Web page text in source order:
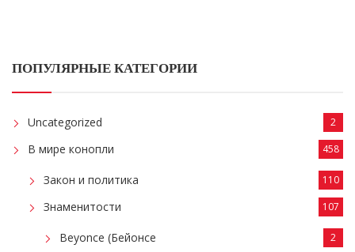
ПОПУЛЯРНЫЕ КАТЕГОРИИ
Uncategorized 2
В мире конопли 458
Закон и политика 110
Знаменитости 107
Beyonce (Бейонсе 2